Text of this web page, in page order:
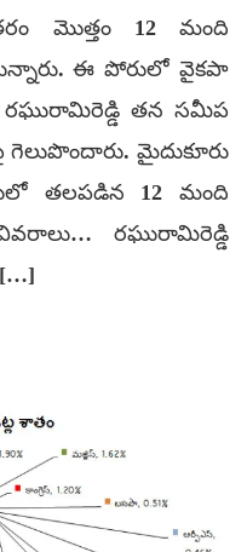
మొత్తం 12 మంది
ఈ పోరులో వైకపా
రఘురామిరెడ్డి తన సమీప
గెలుపొందారు. మైదుకూరు
తలపడిన 12 మంది
రఘురామిరెడ్డి
[…]